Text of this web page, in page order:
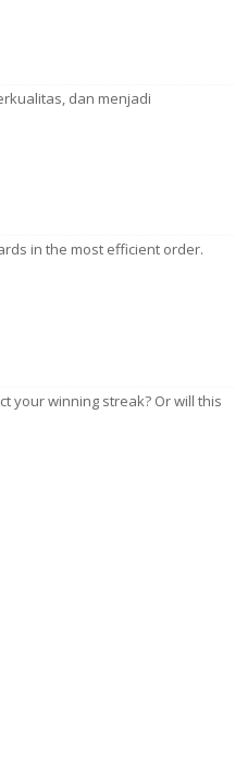
dan menjadi
in the most efficient order.
your winning streak? Or will this